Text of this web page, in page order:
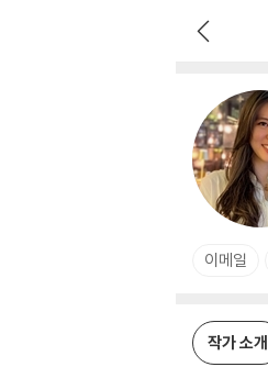
이메일
작가 소개